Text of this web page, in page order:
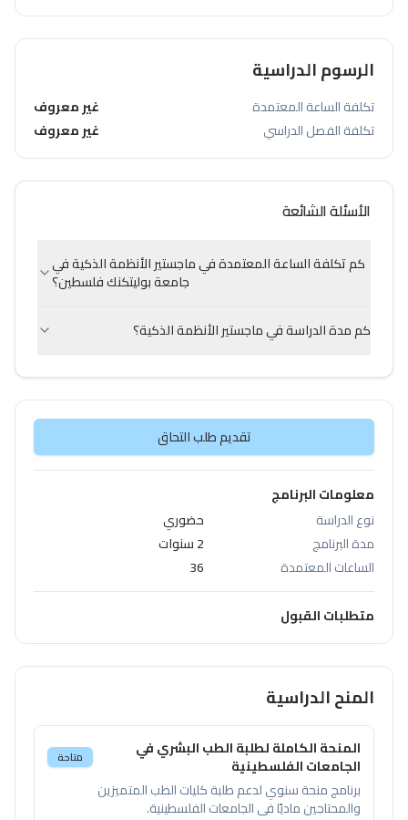
الرسوم الدراسية
تكلفة الساعة المعتمدة
غير معروف
تكلفة الفصل الدراسي
غير معروف
الأسئلة الشائعة
كم تكلفة الساعة المعتمدة في ماجستير الأنظمة الذكية في
جامعة بوليتكنك فلسطين؟
كم مدة الدراسة في ماجستير الأنظمة الذكية؟
تقديم طلب التحاق
معلومات البرنامج
نوع الدراسة
حضوري
مدة البرنامج
2 سنوات
الساعات المعتمدة
36
متطلبات القبول
المنح الدراسية
المنحة الكاملة لطلبة الطب البشري في
الجامعات الفلسطينية متاحة
برنامج منحة سنوي لدعم طلبة كليات الطب المتميزين
والمحتاجين ماديًا في الجامعات الفلسطينية.